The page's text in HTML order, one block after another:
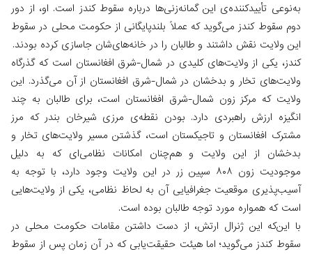
به‌نوعی تأییدکننده‌ی این گمانه‌زنی‌ها درباره سقوط کندز است. او، از دور
دوم سقوط کندز می‌گوید که عملاً بلندپایگانی از حکومت محلی در سقوط
این ولایت نقش داشتند و طالبان را در خانه‌های‌شان جاسازی کرده بودند.
کندز، یکی از ولایت‌های کلیدی در شمال-شرق افغانستان است که گذرگاه
ولایت‌های تخار و بدخشان در شمال-شرق افغانستان از آن می‌گذرد. این
ولایت که مرکز زون شمال-شرق افغانستان است، برای طالبان به چند
انگیزه ارزش راهبردی دارد. بودن نقطه‌ی مرزی شیرخان بندر که مرز
مشترک افغانستان و تاجیکستان است، گذشتن مسیر ولایت‌های تخار و
بدخشان از این ولایت و هم‌چنان امکانات نظامی‌ای که به دلیل
موجودیت زون ۸۰۸ سپین زر در این ولایت وجود دارد، با توجه به
آسیب‌پذیری موقعیت جغرافیایی آن به لحاظ نظامی، یکی از ولایت‌هایی
است که همواره مورد توجه طالبان بوده است.
با این‌که این ژنرال ارتش، از دست داشتن مقامات حکومت محلی در
سقوط کندز می‌گوید؛ اما هیئت حقیقت‌یابی که در آن زمان پس از سقوط